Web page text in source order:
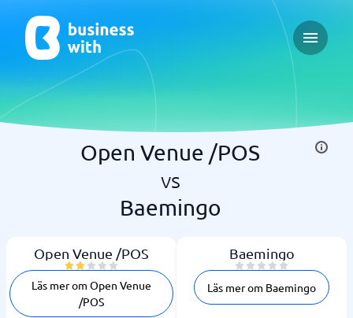
Open
Open Venue /POS
vs
Baemingo
Open Venue /POS
Läs mer om Open Venue
/POS
Baemingo
Läs mer om Baemingo